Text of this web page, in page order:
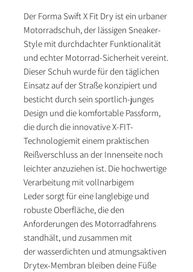
Der Forma Swift X Fit Dry ist ein urbaner
Motorradschuh, der lässigen Sneaker-
Style mit durchdachter Funktionalität
und echter Motorrad-Sicherheit vereint.
Dieser Schuh wurde für den täglichen
Einsatz auf der Straße konzipiert und
besticht durch sein sportlich-junges
Design und die komfortable Passform,
die durch die innovative X-FIT-
Technologiemit einem praktischen
Reißverschluss an der Innenseite noch
leichter anzuziehen ist. Die hochwertige
Verarbeitung mit vollnarbigem
Leder sorgt für eine langlebige und
robuste Oberfläche, die den
Anforderungen des Motorradfahrens
standhält, und zusammen mit
der wasserdichten und atmungsaktiven
Drytex-Membran bleiben deine Füße